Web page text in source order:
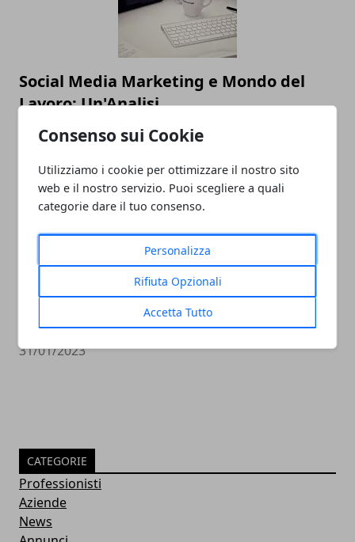
Consenso sui Cookie
Utilizziamo i cookie per ottimizzare il nostro sito
web e il nostro servizio. Puoi scegliere a quali
categorie dare il tuo consenso.
Personalizza
Rifiuta Opzionali
Accetta Tutto
Social Media Marketing e Mondo del
Lavoro: Un'Analisi
31/07/2023
Lavoro in solitario: tutto quello che c’è
da sapere
31/01/2023
CATEGORIE
Professionisti
Aziende
News